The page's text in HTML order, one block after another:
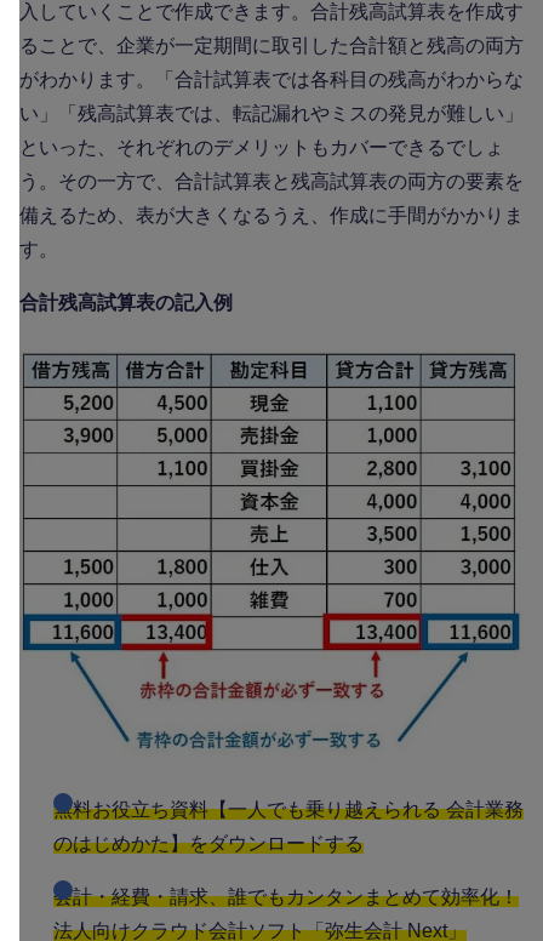
入していくことで作成できます。合計残高試算表を作成す
ることで、企業が一定期間に取引した合計額と残高の両方
がわかります。「合計試算表では各科目の残高がわからな
い」「残高試算表では、転記漏れやミスの発見が難しい」
といった、それぞれのデメリットもカバーできるでしょ
う。その一方で、合計試算表と残高試算表の両方の要素を
備えるため、表が大きくなるうえ、作成に手間がかかりま
す。
合計残高試算表の記入例
無料お役立ち資料【一人でも乗り越えられる 会計業務
のはじめかた】をダウンロードする
会計・経費・請求、誰でもカンタンまとめて効率化！
法人向けクラウド会計ソフト「弥生会計 Next」